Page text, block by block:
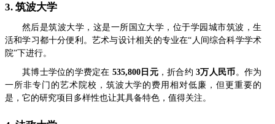
3. 筑波大学
然后是筑波大学，这是一所国立大学，位于学园城市筑波，生
活和学习都十分便利。艺术与设计相关的专业在“人间综合科学学术
院”下进行。
其博士学位的学费定在 535,800日元，折合约3万人民币 。作为
一所非专门的艺术院校，筑波大学的费用相对低廉，但更重要的
是，它的研究项目多样性也让其具备特色，值得关注。